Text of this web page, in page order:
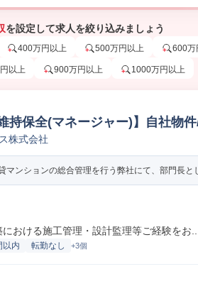
を設定して求人を絞り込みましょう
400万円以上 500万円以上 600万
以上 900万円以上 1000万円以上
持保全(マネージャー)】自社物
株式会社
マンションの総合管理を行う弊社にて、部門長と
おける施工管理・設計監理等ご経験をお...
以内 転勤なし +3個